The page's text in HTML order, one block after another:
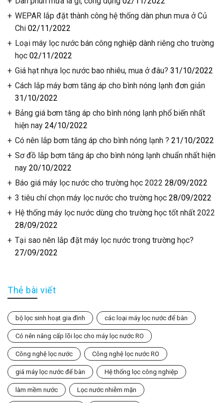
WEPAR lắp đặt thành công hệ thống dàn phun mưa ở Củ
Chi 02/11/2022
Loại máy lọc nước bán công nghiệp dành riêng cho trường
học 02/11/2022
Giá hạt nhựa lọc nước bao nhiêu, mua ở đâu? 31/10/2022
Cách lắp máy bơm tăng áp cho bình nóng lạnh đơn giản
31/10/2022
Bảng giá bơm tăng áp cho bình nóng lạnh phổ biến nhất
hiện nay 24/10/2022
Có nên lắp bơm tăng áp cho bình nóng lạnh ? 21/10/2022
Sơ đồ lắp bơm tăng áp cho bình nóng lạnh chuẩn nhất hiện
nay 20/10/2022
Báo giá máy lọc nước cho trường học 2022 28/09/2022
3 tiêu chí chọn máy lọc nước cho trường học 28/09/2022
Hệ thống máy lọc nước dùng cho trường học tốt nhất 2022
28/09/2022
Tại sao nên lắp đặt máy lọc nước trong trường học?
27/09/2022
Thẻ bài viết
bộ lọc sinh hoạt gia đình các loại máy lọc nước để bàn
Có nên nâng cấp lõi lọc cho máy lọc nước RO
Công nghệ lọc nước Công nghệ lọc nước RO
giá máy lọc nước để bàn Hệ thống lọc công nghiệp
làm mềm nước Lọc nước nhiễm mặn